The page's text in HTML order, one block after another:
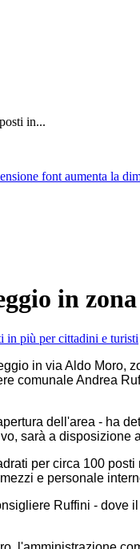
in...
aumenta la
in
in via Aldo
comunale Andrea
dell'area - ha
sarà a disposizione
per circa 100
e personale
Ruffini -